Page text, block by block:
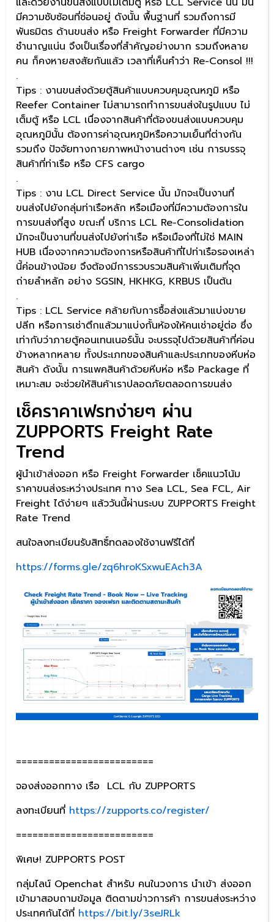
มีความซับซ้อนที่ซ่อนอยู่ ดังนั้น พื้นฐานที่ รวมถึงการมี
พันธมิตร ด้านขนส่ง หรือ Freight Forwarder ที่มีความ
ชำนาญแน่น จึงเป็นเรื่องที่สำคัญอย่างมาก รวมถึงหลาย
คน ก็คงหายสงสัยกันแล้ว เวลาที่เห็นคำว่า Re-Consol !!!
.
Tips : งานขนส่งด้วยตู้สินค้าแบบควบคุมอุณหภูมิ หรือ
Reefer Container ไม่สามารถทำการขนส่งในรูปแบบ ไม่
เต็มตู้ หรือ LCL เนื่องจากสินค้าที่ต้องขนส่งแบบควบคุม
อุณหภูมินั้น ต้องการค่าอุณหภูมิหรือความเย็นที่ต่างกัน
รวมถึง ปัจจัยทางกายภาพหน้างานต่างๆ เช่น การบรรจุ
สินค้าที่ท่าเรือ หรือ CFS cargo
.
Tips : งาน LCL Direct Service นั้น มักจะเป็นงานที่
ขนส่งไปยังกลุ่มท่าเรือหลัก หรือเมืองที่มีความต้องการใน
การขนส่งที่สูง ขณะที่ บริการ LCL Re-Consolidation
มักจะเป็นงานที่ขนส่งไปยังท่าเรือ หรือเมืองที่ไม่ใช่ MAIN
HUB เนื่องจากความต้องการหรือสินค้าที่ไปท่าเรือรองเหล่า
นี้ค่อนข้างน้อย จึงต้องมีการรวบรวมสินค้าเพิ่มเติมที่จุด
ถ่ายลำหลัก อย่าง SGSIN, HKHKG, KRBUS เป็นต้น
.
Tips : LCL Service คล้ายกับการซื้อส่งแล้วมาแบ่งขาย
ปลีก หรือการเช่าตึกแล้วมาแบ่งกั้นห้องให้คนเช่าอยู่ต่อ ซึ่ง
เท่ากับว่าภายตู้คอนเทนเนอร์นั้น จะบรรจุไปด้วยสินค้าที่ค่อน
ข้างหลากหลาย ทั้งประเภทของสินค้าและประเภทของหีบห่อ
สินค้า ดังนั้น การแพคสินค้าด้วยหีบห่อ หรือ Package ที่
เหมาะสม จะช่วยให้สินค้าเราปลอดภัยตลอดการขนส่ง
เช็คราคาเฟรทง่ายๆ ผ่าน
ZUPPORTS Freight Rate
Trend
ผู้นำเข้าส่งออก หรือ Freight Forwarder เช็คแนวโน้ม
ราคาขนส่งระหว่างประเทศ ทาง Sea LCL, Sea FCL, Air
Freight ได้ง่ายๆ แล้ววันนี้ผ่านระบบ ZUPPORTS Freight
Rate Trend
สนใจลงทะเบียนรับสิทธิ์ทดลองใช้งานฟรีได้ที่
https://forms.gle/zq6hroKSxwuEAch3A
=========================
จองส่งออกทาง เรือ LCL กับ ZUPPORTS
ลงทะเบียนที่ https://zupports.co/register/
=========================
พิเศษ! ZUPPORTS POST
กลุ่มไลน์ Openchat สำหรับ คนในวงการ นำเข้า ส่งออก
เข้ามาสอบถามข้อมูล ติดตามข่าวการค้า การขนส่งระหว่าง
ประเทศกันได้ที่ https://bit.ly/3seJRLk